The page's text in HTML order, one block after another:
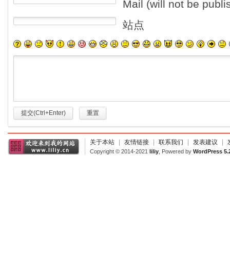
Mail (will not be
站点
提交(Ctrl+Enter) 重置
关于本站 友情链接 联系我们 发表建议
Copyright © 2014-2021 liliy , Powered by WordPress